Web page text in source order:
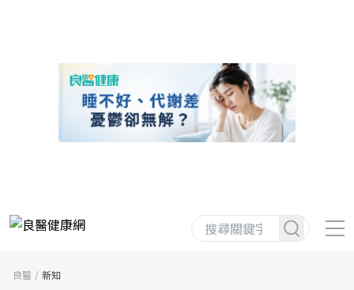
良醫 新知